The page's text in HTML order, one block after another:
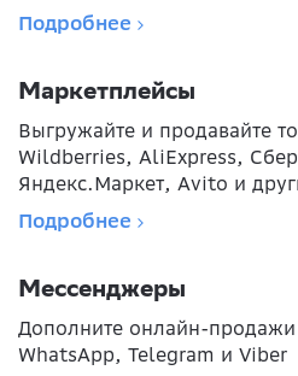
Подробнее
Маркетплейсы
Выгружайте и продавайте
Wildberries, AliExpress,
Яндекс.Маркет, Avito и
Подробнее
Мессенджеры
Дополните онлайн-
WhatsApp, Telegram и Viber